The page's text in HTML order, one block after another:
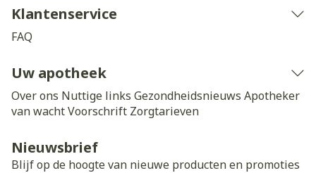
Klantenservice
FAQ
Uw apotheek
Over ons Nuttige links Gezondheidsnieuws Apotheker
van wachtVoorschrift Zorgtarieven
Nieuwsbrief
Blijf op de hoogte van nieuwe producten en promoties